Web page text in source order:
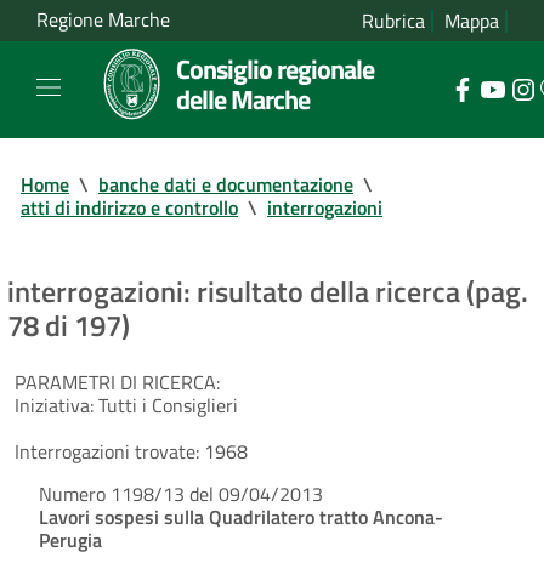
Regione Marche Rubrica Mappa
Consiglio regionale
delle Marche
Home \ banche dati e documentazione \
atti di indirizzo e controllo \ interrogazioni
interrogazioni: risultato della ricerca (pag.
78 di 197)
PARAMETRI DI RICERCA:
Iniziativa:Tutti i Consiglieri
Interrogazioni trovate: 1968
Numero 1198/13 del 09/04/2013
Lavori sospesi sulla Quadrilatero tratto Ancona-
Perugia